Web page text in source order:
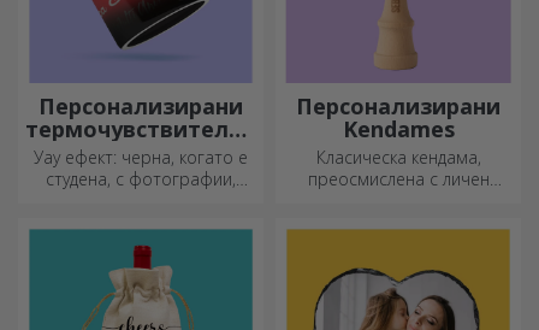
Персонализирани
термочувствителни
чаши
Уау ефект: черна, когато е
студена, с фотографии,
е специален подарък за
всеки.
Персонализирани
Kendames
Класическа кендама,
преосмислена с личен